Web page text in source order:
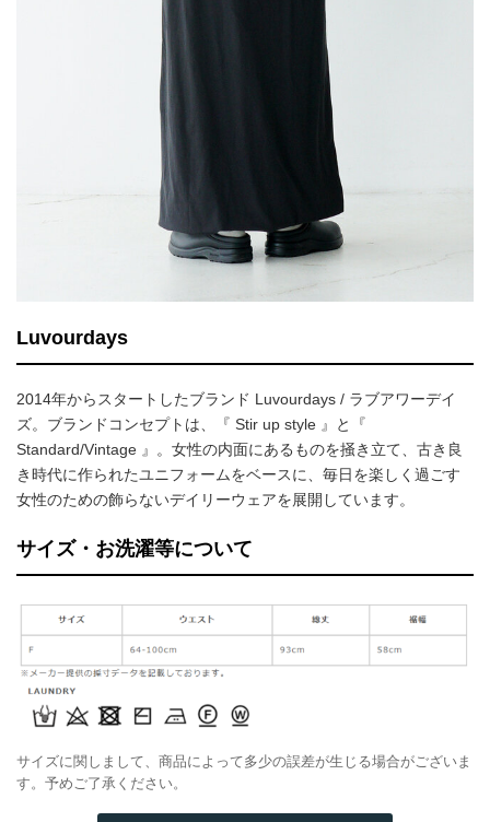
Luvourdays
2014年からスタートしたブランド Luvourdays / ラブアワーデイ
ズ。ブランドコンセプトは、『 Stir up style 』と『
Standard/Vintage 』。女性の内面にあるものを掻き立て、古き良
き時代に作られたユニフォームをベースに、毎日を楽しく過ごす
女性のための飾らないデイリーウェアを展開しています。
サイズ・お洗濯等について
サイズに関しまして、商品によって多少の誤差が生じる場合がございま
す。予めご了承ください。